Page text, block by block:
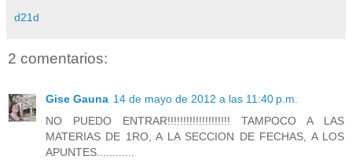
d21d
2 comentarios:
Gise Gauna 14 de mayo de 2012 a las 11:40 p.m.
NO PUEDO ENTRAR!!!!!!!!!!!!!!!!!!!! TAMPOCO A LAS
MATERIAS DE 1RO, A LA SECCION DE FECHAS, A LOS
APUNTES............